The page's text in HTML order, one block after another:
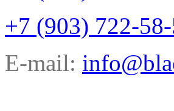
+7 (903) 722-
E-mail: